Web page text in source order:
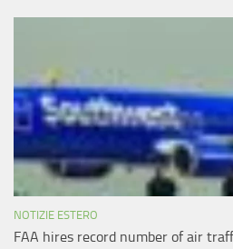
NOTIZIE ESTERO
FAA hires record number of air